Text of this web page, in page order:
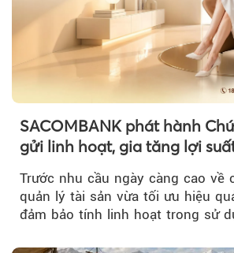
SACOMBANK phát hành
gửi linh hoạt, gia tăng lợi
Trước nhu cầu ngày càng cao về
quản lý tài sản vừa tối ưu hiệu
đảm bảo tính linh hoạt trong sử